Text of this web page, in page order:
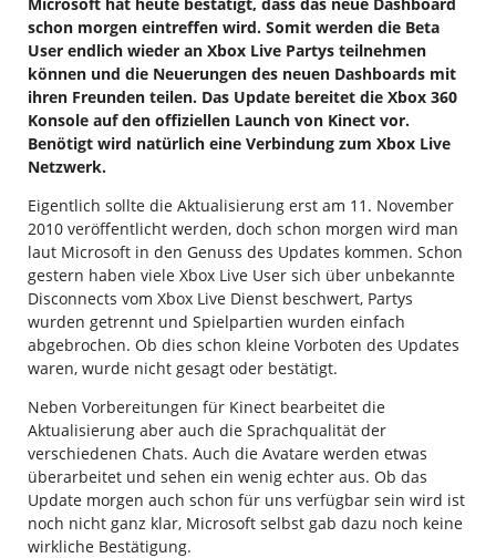
schon morgen eintreffen wird. Somit werden die Beta
User endlich wieder an Xbox Live Partys teilnehmen
können und die Neuerungen des neuen Dashboards mit
ihren Freunden teilen. Das Update bereitet die Xbox 360
Konsole auf den offiziellen Launch von Kinect vor.
Benötigt wird natürlich eine Verbindung zum Xbox Live
Netzwerk.
Eigentlich sollte die Aktualisierung erst am 11. November
2010 veröffentlicht werden, doch schon morgen wird man
laut Microsoft in den Genuss des Updates kommen. Schon
gestern haben viele Xbox Live User sich über unbekannte
Disconnects vom Xbox Live Dienst beschwert, Partys
wurden getrennt und Spielpartien wurden einfach
abgebrochen. Ob dies schon kleine Vorboten des Updates
waren, wurde nicht gesagt oder bestätigt.
Neben Vorbereitungen für Kinect bearbeitet die
Aktualisierung aber auch die Sprachqualität der
verschiedenen Chats. Auch die Avatare werden etwas
überarbeitet und sehen ein wenig echter aus. Ob das
Update morgen auch schon für uns verfügbar sein wird ist
noch nicht ganz klar, Microsoft selbst gab dazu noch keine
wirkliche Bestätigung.